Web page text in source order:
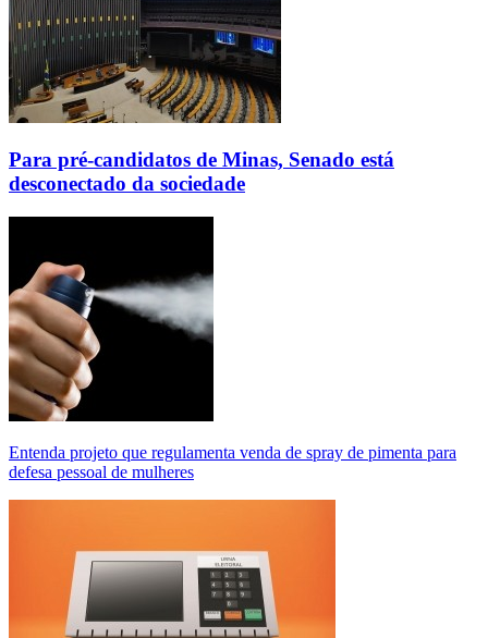
Para pré-candidatos de Minas, Senado está
desconectado da sociedade
Entenda projeto que regulamenta venda de spray de pimenta para
defesa pessoal de mulheres